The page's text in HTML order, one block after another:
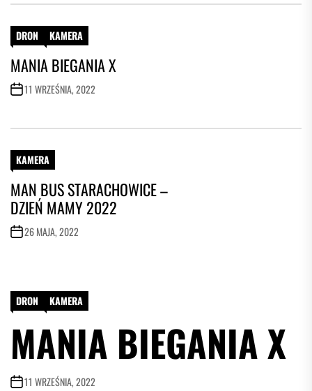
DRON KAMERA
MANIA BIEGANIA X
11 WRZEŚNIA, 2022
KAMERA
MAN BUS STARACHOWICE –
DZIEŃ MAMY 2022
26 MAJA, 2022
DRON KAMERA
MANIA BIEGANIA X
11 WRZEŚNIA, 2022